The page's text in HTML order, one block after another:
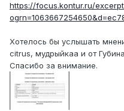
https://focus.kontur.ru/
Хотелось бы услышать
citrus, мудрыйкаа и от
Спасибо за внимание.